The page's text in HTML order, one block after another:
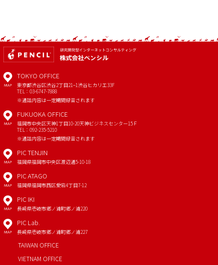
MAP
TOKYO OFFICE
東京都渋谷区渋谷2丁目21−1渋谷ヒカリエ33F
TEL：03-6747-7888
※通話内容は一定期間録音されます
MAP
FUKUOKA OFFICE
福岡市中央区天神1丁目10-20天神ビジネスセンター15Ｆ
TEL：092-235-5210
※通話内容は一定期間録音されます
MAP
PIC TENJIN
福岡県福岡市中央区渡辺通5-10-18
MAP
PIC ATAGO
福岡県福岡市西区愛宕4丁目7-12
MAP
PIC IKI
長崎県壱岐市郷ノ浦町郷ノ浦220
MAP
PIC Lab.
長崎県壱岐市郷ノ浦町郷ノ浦227
TAIWAN OFFICE
VIETNAM OFFICE